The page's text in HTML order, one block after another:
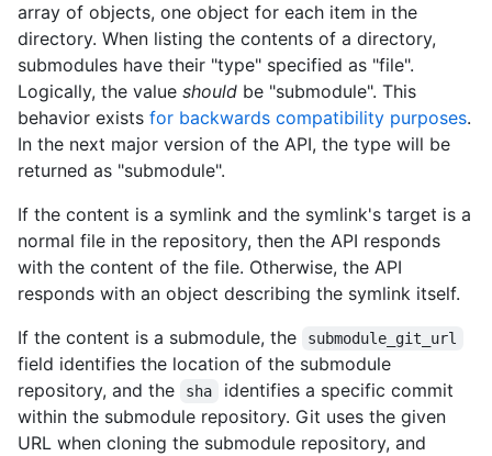
array of objects, one object for each item in the
directory. When listing the contents of a directory,
submodules have their "type" specified as "file".
Logically, the value should be "submodule". This
behavior exists for backwards compatibility purposes.
In the next major version of the API, the type will be
returned as "submodule".
If the content is a symlink and the symlink's target is a
normal file in the repository, then the API responds
with the content of the file. Otherwise, the API
responds with an object describing the symlink itself.
If the content is a submodule, the
submodule_git_url
field identifies the location of the submodule
repository, and the
sha
identifies a specific commit
within the submodule repository. Git uses the given
URL when cloning the submodule repository, and